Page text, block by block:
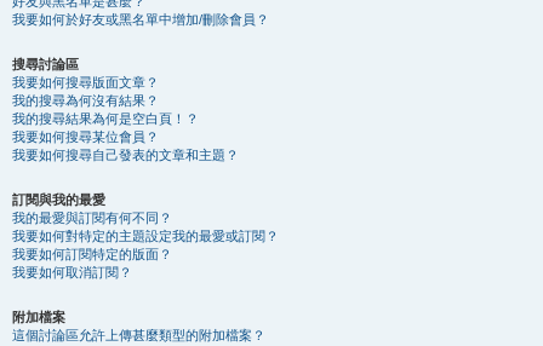
我要如何於好友或黑名單中增加/刪除會員？
搜尋討論區
我要如何搜尋版面文章？
我的搜尋為何沒有結果？
我的搜尋結果為何是空白頁！？
我要如何搜尋某位會員？
我要如何搜尋自己發表的文章和主題？
訂閱與我的最愛
我的最愛與訂閱有何不同？
我要如何對特定的主題設定我的最愛或訂閱？
我要如何訂閱特定的版面？
我要如何取消訂閱？
附加檔案
這個討論區允許上傳甚麼類型的附加檔案？